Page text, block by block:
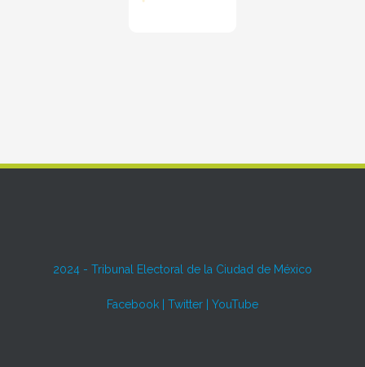
2024 - Tribunal Electoral de la Ciudad de México
Facebook Twitter YouTube